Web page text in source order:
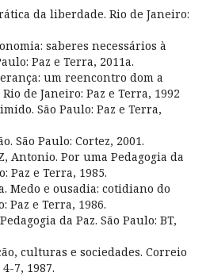
prática da liberdade. Rio de Janeiro:
saberes necessários à
Paz e Terra, 2011a.
um reencontro dom a
de Janeiro: Paz e Terra, 1992
São Paulo: Paz e Terra,
São Paulo: Cortez, 2001.
Antonio. Por uma Pedagogia da
Paz e Terra, 1985.
Medo e ousadia: cotidiano do
Paz e Terra, 1986.
da Paz. São Paulo: BT,
culturas e sociedades. Correio
7, 1987.